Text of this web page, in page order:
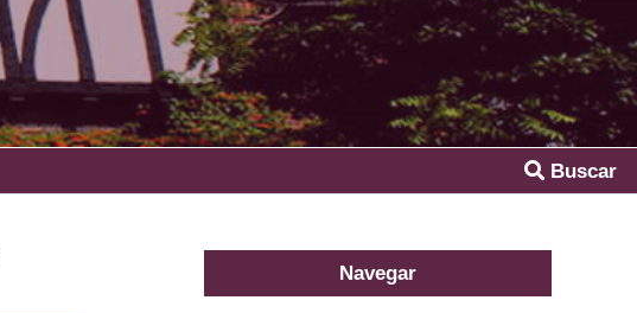
Buscar
Navegar